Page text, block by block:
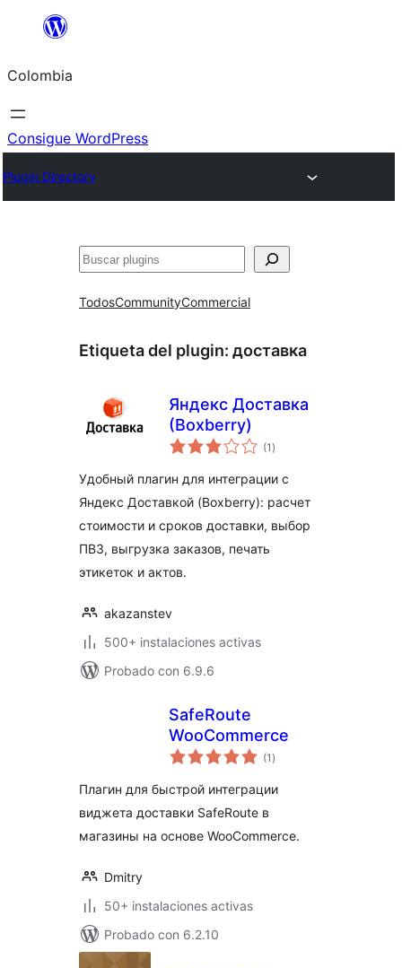
Saltar
contenido
Colombia
Consigue WordPress
Plugin Directory
Buscar
TodosCommunityCommercial
Etiqueta del plugin: доставка
Яндекс Доставка
(Boxberry)
(1 total
de
)
Удобный плагин для интеграции с
Яндекс Доставкой (Boxberry): расчет
стоимости и сроков доставки, выбор
ПВЗ, выгрузка заказов, печать
этикеток и актов.
akazanstev
500+ instalaciones activas
Probado con 6.9.6
SafeRoute
WooCommerce
(1 total
de
)
Плагин для быстрой интеграции
виджета доставки SafeRoute в
магазины на основе WooCommerce.
Dmitry
50+ instalaciones activas
Probado con 6.2.10